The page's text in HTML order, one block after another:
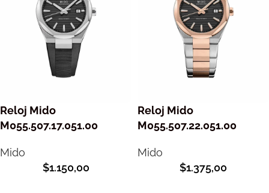
Reloj Mido
M055.507.17.051.00
Mido
$1.150,00
Reloj Mido
M055.507.22.051.00
Mido
$1.375,00